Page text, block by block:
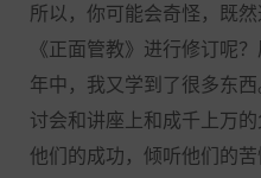
所以，你可能会奇怪，既
《正面管教》进行修订呢
年中，我又学到了很多东
讨会和讲座上和成千上万
他们的成功，倾听他们的